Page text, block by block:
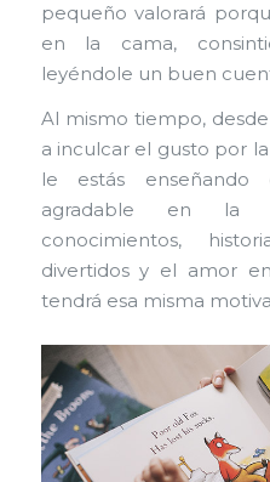
pequeño valorará
en la cama,
leyéndole un buen
Al mismo tiempo,
a inculcar el gusto por
le estás
agradable en la
conocimientos,
divertidos y el amor
tendrá esa misma